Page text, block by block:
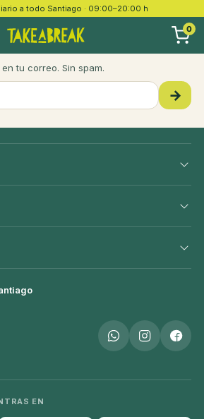
a todo Santiago · 09:00–20:00 h
0
y ofertas
tu correo. Sin spam.
→
EN